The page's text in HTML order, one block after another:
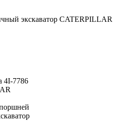
экскаватор CATERPILLAR
4I-7786